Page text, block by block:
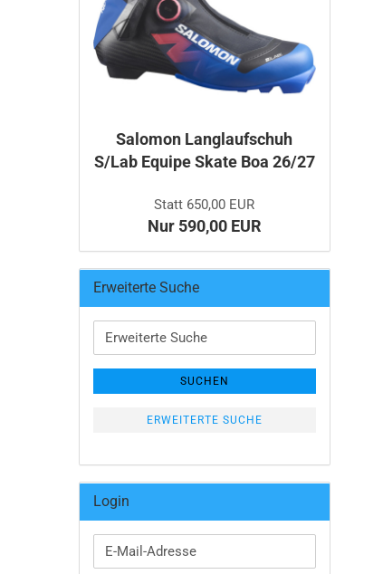
Salomon Langlaufschuh
S/Lab Equipe Skate Boa 26/27
Statt 650,00 EUR
Nur 590,00 EUR
Erweiterte Suche
Suche
SUCHEN
ERWEITERTE SUCHE
Login
E-
Mail-